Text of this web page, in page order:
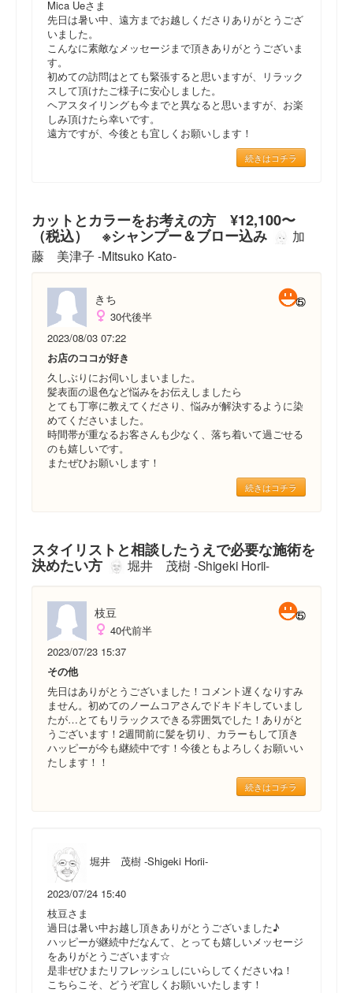
Mica Ueさま
先日は暑い中、遠方までお越しくださりありがとうござ
いました。
こんなに素敵なメッセージまで頂きありがとうございま
す。
初めての訪問はとても緊張すると思いますが、リラック
スして頂けたご様子に安心しました。
ヘアスタイリングも今までと異なると思いますが、お楽
しみ頂けたら幸いです。
遠方ですが、今後とも宜しくお願いします！
続きはコチラ
カットとカラーをお考えの方 ¥12,100〜
（税込） ※シャンプー＆ブロー込み
加
藤 美津子 -Mitsuko Kato-
きち
30代後半
2023/08/03 07:22
お店のココが好き
久しぶりにお伺いしまいました。
髪表面の退色など悩みをお伝えしましたら
とても丁寧に教えてくださり、悩みが解決するように染
めてくださいました。
時間帯が重なるお客さんも少なく、落ち着いて過ごせる
のも嬉しいです。
またぜひお願いします！
続きはコチラ
スタイリストと相談したうえで必要な施術を
決めたい方 堀井 茂樹 -Shigeki Horii-
枝豆
40代前半
2023/07/23 15:37
その他
先日はありがとうございました！コメント遅くなりすみ
ません。初めてのノームコアさんでドキドキしていまし
たが…とてもリラックスできる雰囲気でした！ありがと
うございます！2週間前に髪を切り、カラーもして頂き
ハッピーが今も継続中です！今後ともよろしくお願いい
たします！！
続きはコチラ
堀井 茂樹 -Shigeki Horii-
2023/07/24 15:40
枝豆さま
過日は暑い中お越し頂きありがとうございました♪
ハッピーが継続中だなんて、とっても嬉しいメッセージ
をありがとうございます☆
是非ぜひまたリフレッシュしにいらしてくださいね！
こちらこそ、どうぞ宜しくお願いいたします！